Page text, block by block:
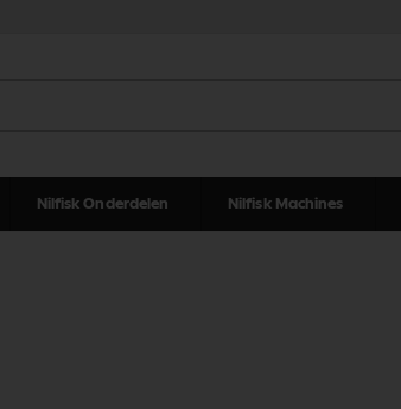
Nilfisk Onderdelen Nilfisk Machines